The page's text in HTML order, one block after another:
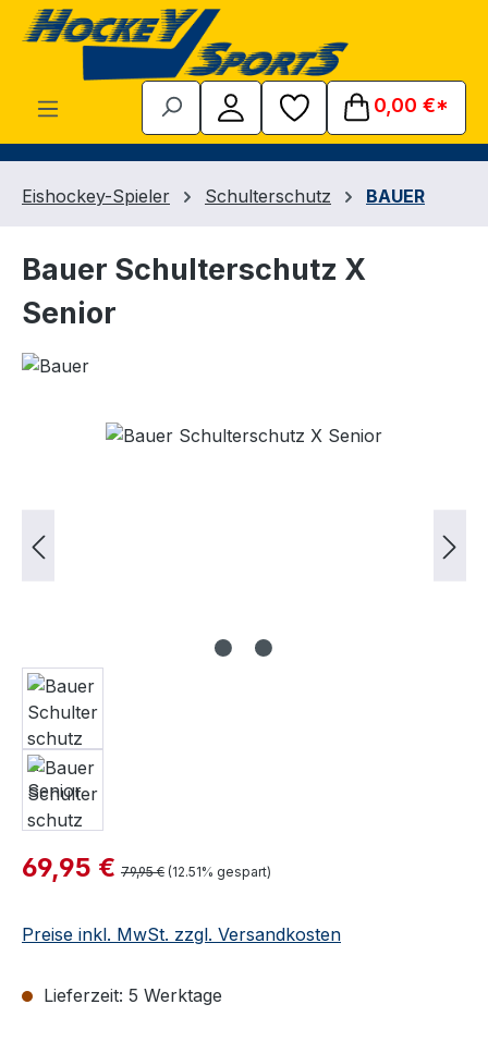
Zum Hauptinhalt springen
0,00 €*
Eishockey-Spieler Schulterschutz BAUER
Bauer Schulterschutz X
Senior
Bildergalerie überspringen
Verkaufspreis:
69,95 € Regulärer Preis:
79,95 € (12.51% gespart)
Preise inkl. MwSt. zzgl. Versandkosten
Lieferzeit: 5 Werktage